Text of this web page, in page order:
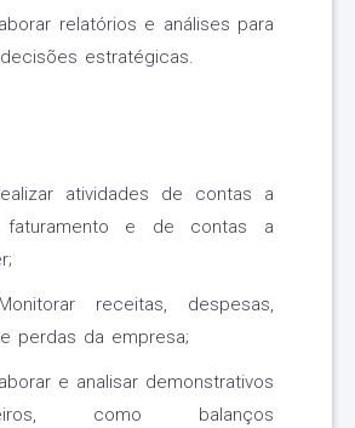
relatórios e análises para
estratégicas.
atividades de contas a
faturamento e de contas a
receitas, despesas,
perdas da empresa;
e analisar demonstrativos
como balanços